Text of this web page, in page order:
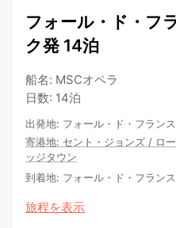
フォール・ド・フ
ク発 14泊
船名: MSCオペラ
日数: 14泊
出発地: フォール・ド・フラン
寄港地: セント・ジョンズ / ロ
ッジタウン
到着地: フォール・ド・フラン
旅程を表示